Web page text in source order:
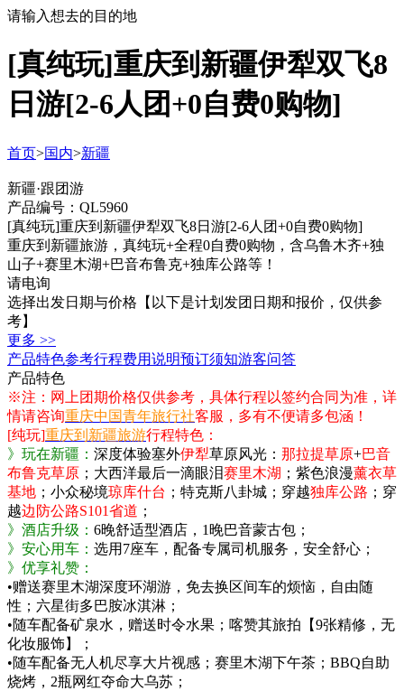
请输入想去的目的地
[真纯玩]重庆到新疆伊犁双飞8
日游[2-6人团+0自费0购物]
首页>国内>新疆
新疆·跟团游
产品编号：QL5960
[真纯玩]重庆到新疆伊犁双飞8日游[2-6人团+0自费0购物]
重庆到新疆旅游，真纯玩+全程0自费0购物，含乌鲁木齐+独
山子+赛里木湖+巴音布鲁克+独库公路等！
请电询
选择出发日期与价格 【以下是计划发团日期和报价，仅供参
考】
更多 >>
产品特色参考行程费用说明预订须知游客问答
产品特色
※注：网上团期价格仅供参考，具体行程以签约合同为准，详
情请咨询重庆中国青年旅行社客服，多有不便请多包涵！
[纯玩]重庆到新疆旅游行程特色：
》玩在新疆： 深度体验塞外伊犁草原风光： 那拉提草原+巴音
布鲁克草原 ；大西洋最后一滴眼泪赛里木湖 ；紫色浪漫薰衣草
基地 ；小众秘境琼库什台 ；特克斯八卦城；穿越独库公路 ；穿
越边防公路S101省道 ；
》酒店升级： 6晚舒适型酒店，1晚巴音蒙古包；
》安心用车： 选用7座车，配备专属司机服务，安全舒心；
》优享礼赞：
•赠送赛里木湖深度环湖游，免去换区间车的烦恼，自由随
性；六星街多巴胺冰淇淋；
•随车配备矿泉水，赠送时令水果；喀赞其旅拍【9张精修，无
化妆服饰】；
•随车配备无人机尽享大片视感；赛里木湖下午茶；BBQ自助
烧烤，2瓶网红夺命大乌苏；